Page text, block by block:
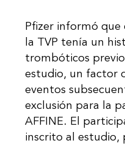
Pfizer informó
la TVP tenía un
trombóticos
estudio, un factor
eventos
exclusión para la
AFFINE. El
inscrito al estudio,